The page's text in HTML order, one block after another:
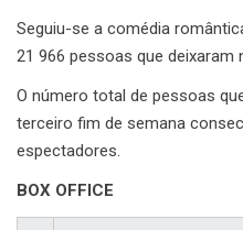
Seguiu-se a comédia
21 966 pessoas que deixaram
O número total de pessoas
terceiro fim de semana
espectadores.
BOX OFFICE